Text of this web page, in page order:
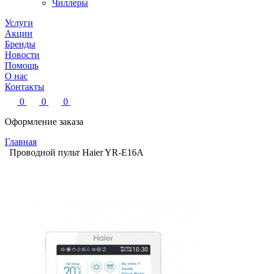
Чиллеры
Услуги
Акции
Бренды
Новости
Помощь
О нас
Контакты
0
0
0
Оформление заказа
Главная
Проводной пульт Haier YR-E16A